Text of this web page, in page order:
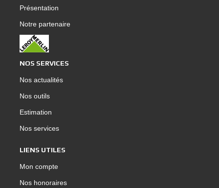
Présentation
Notre partenaire
NOS SERVICES
Nos actualités
Nos outils
Estimation
Nos services
LIENS UTILES
Mon compte
Nos honoraires